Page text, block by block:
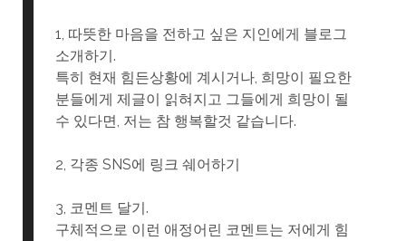
1, 따뜻한 마음을 전하고 싶은 지인에게 블로그
소개하기.
특히 현재 힘든상황에 계시거나, 희망이 필요한
분들에게 제글이 읽혀지고 그들에게 희망이 될
수 있다면, 저는 참 행복할것 같습니다.
2, 각종 SNS에 링크 쉐어하기
3, 코멘트 달기.
구체적으로 이런 애정어린 코멘트는 저에게 힘